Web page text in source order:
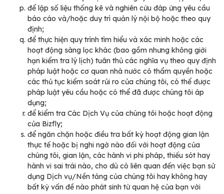
để lập số liệu thống kê và nghiên cứu đáp ứng yêu cầu
báo cáo và/hoặc duy trì quản lý nội bộ hoặc theo quy
định;
để thực hiện quy trình tìm hiểu và xác minh hoặc các
hoạt động sàng lọc khác (bao gồm nhưng không giới
hạn kiểm tra lý lịch) tuân thủ các nghĩa vụ theo quy định
pháp luật hoặc cơ quan nhà nước có thẩm quyền hoặc
các thủ tục kiểm soát rủi ro của chúng tôi, có thể được
pháp luật yêu cầu hoặc có thể đã được chúng tôi áp
dụng;
để kiểm tra Các Dịch Vụ của chúng tôi hoặc hoạt động
của Bizfly;
để ngăn chặn hoặc điều tra bất kỳ hoạt động gian lận
thực tế hoặc bị nghi ngờ nào đối với hoạt động của
chúng tôi, gian lận, các hành vi phi pháp, thiếu sót hay
hành vi sai trái nào, cho dù có liên quan đến việc bạn sử
dụng Dịch vụ/Nền tảng của chúng tôi hay không hay
bất kỳ vấn đề nào phát sinh từ quan hệ của bạn với